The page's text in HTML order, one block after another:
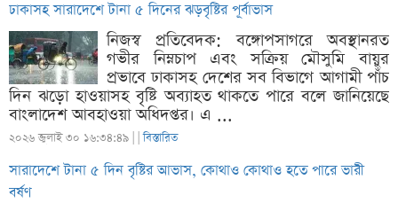
ঢাকাসহ সারাদেশে টানা ৫ দিনের ঝড়বৃষ্টির পূর্বাভাস
নিজস্ব প্রতিবেদক: বঙ্গোপসাগরে অবস্থানরত
গভীর নিম্নচাপ এবং সক্রিয় মৌসুমি বায়ুর
প্রভাবে ঢাকাসহ দেশের সব বিভাগে আগামী পাঁচ
দিন ঝড়ো হাওয়াসহ বৃষ্টি অব্যাহত থাকতে পারে বলে জানিয়েছে
বাংলাদেশ আবহাওয়া অধিদপ্তর। এ ...
২০২৬ জুলাই ৩০ ১৬:৩৪:৪৯ | |বিস্তারিত
সারাদেশে টানা ৫ দিন বৃষ্টির আভাস, কোথাও কোথাও হতে পারে ভারী
বর্ষণ